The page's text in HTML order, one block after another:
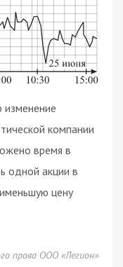
изменение
компании
время в
одной акции в
цену
права ООО «Легион»